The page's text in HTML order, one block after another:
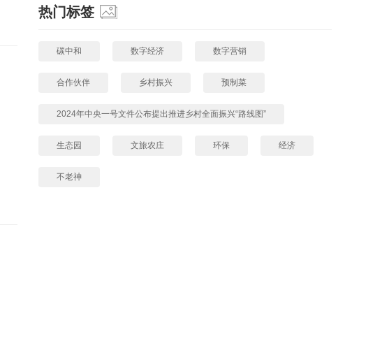
热门标签
碳中和 数字经济 数字营销
合作伙伴 乡村振兴 预制菜
2024年中央一号文件公布提出推进乡村全面振兴“路线图”
生态园 文旅农庄 环保 经济
不老神